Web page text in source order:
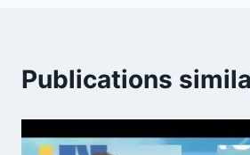
Publications